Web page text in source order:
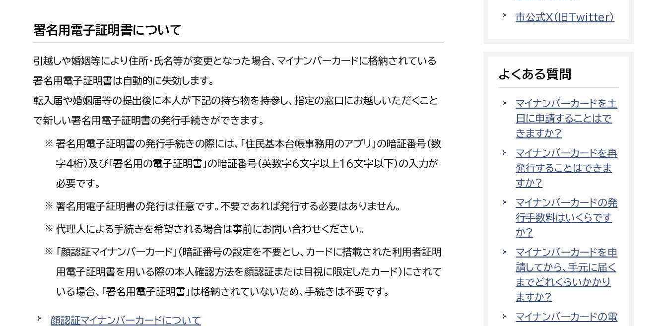
建築課
情報司令課
上下水道局
給排水業務課
水道整備課
下水道整備課
浄水管理課
教育部
教育指導課
監査事務局
監査事務局
農業委員会事務局
農業委員会事務局
議会局
議会総務課
署名用電子証明書について
引越しや婚姻等により住所・氏名等が変更となった場合、マイナンバーカードに格納されている
署名用電子証明書は自動的に失効します。
転入届や婚姻届等の提出後に本人が下記の持ち物を持参し、指定の窓口にお越しいただくこと
で新しい署名用電子証明書の発行手続きができます。
※ 署名用電子証明書の発行手続きの際には、「住民基本台帳事務用のアプリ」の暗証番号（数
字4桁）及び「署名用の電子証明書」の暗証番号（英数字6文字以上16文字以下）の入力が
必要です。
※ 署名用電子証明書の発行は任意です。不要であれば発行する必要はありません。
※ 代理人による手続きを希望される場合は事前にお問い合わせください。
※
「顔認証マイナンバーカード」（暗証番号の設定を不要とし、カードに搭載された利用者証明
用電子証明書を用いる際の本人確認方法を顔認証または目視に限定したカード）にされて
いる場合、「署名用電子証明書」は格納されていないため、手続きは不要です。
顔認証マイナンバーカードについて
市公式X（旧Twitter）
よくある質問
マイナンバーカードを土
日に申請することはで
きますか?
マイナンバーカードを再
発行することはできま
すか?
マイナンバーカードの発
行手数料はいくらです
か?
マイナンバーカードを申
請してから、手元に届く
までどれくらいかかり
ますか?
マイナンバーカードの電